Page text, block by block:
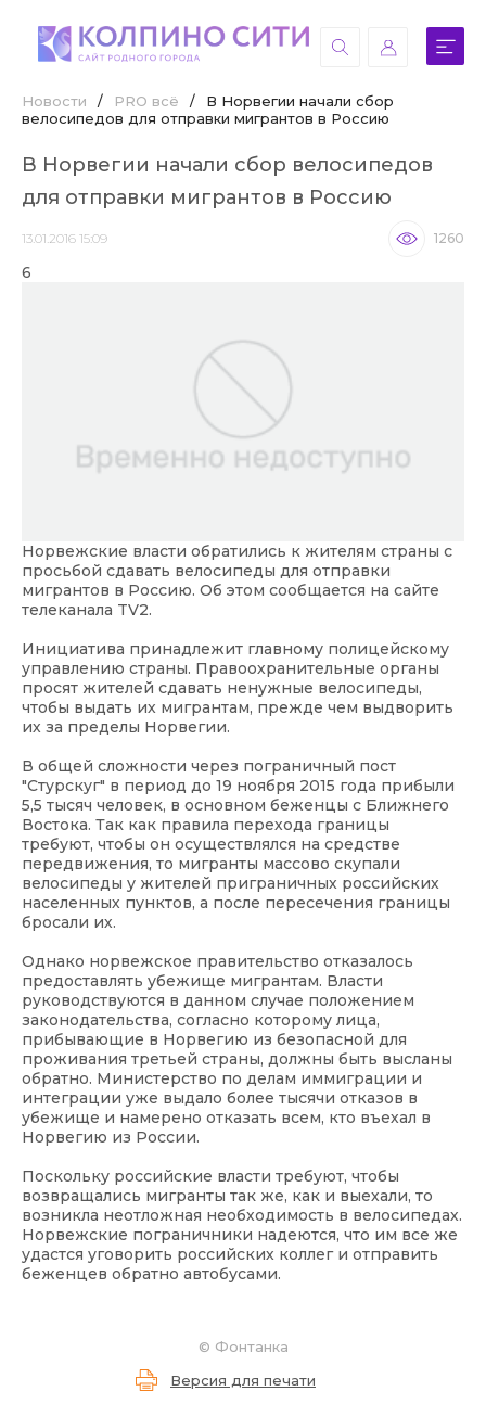
Новости / PRO всё /
В Норвегии начали сбор
велосипедов для отправки мигрантов в Россию
В Норвегии начали сбор велосипедов
для отправки мигрантов в Россию
13.01.2016 15:09 1260
6
Норвежские власти обратились к жителям страны с
просьбой сдавать велосипеды для отправки
мигрантов в Россию. Об этом сообщается на сайте
телеканала TV2.
Инициатива принадлежит главному полицейскому
управлению страны. Правоохранительные органы
просят жителей сдавать ненужные велосипеды,
чтобы выдать их мигрантам, прежде чем выдворить
их за пределы Норвегии.
В общей сложности через пограничный пост
"Стурскуг" в период до 19 ноября 2015 года прибыли
5,5 тысяч человек, в основном беженцы с Ближнего
Востока. Так как правила перехода границы
требуют, чтобы он осуществлялся на средстве
передвижения, то мигранты массово скупали
велосипеды у жителей приграничных российских
населенных пунктов, а после пересечения границы
бросали их.
Однако норвежское правительство отказалось
предоставлять убежище мигрантам. Власти
руководствуются в данном случае положением
законодательства, согласно которому лица,
прибывающие в Норвегию из безопасной для
проживания третьей страны, должны быть высланы
обратно. Министерство по делам иммиграции и
интеграции уже выдало более тысячи отказов в
убежище и намерено отказать всем, кто въехал в
Норвегию из России.
Поскольку российские власти требуют, чтобы
возвращались мигранты так же, как и выехали, то
возникла неотложная необходимость в велосипедах.
Норвежские пограничники надеются, что им все же
удастся уговорить российских коллег и отправить
беженцев обратно автобусами.
© Фонтанка
Версия для печати